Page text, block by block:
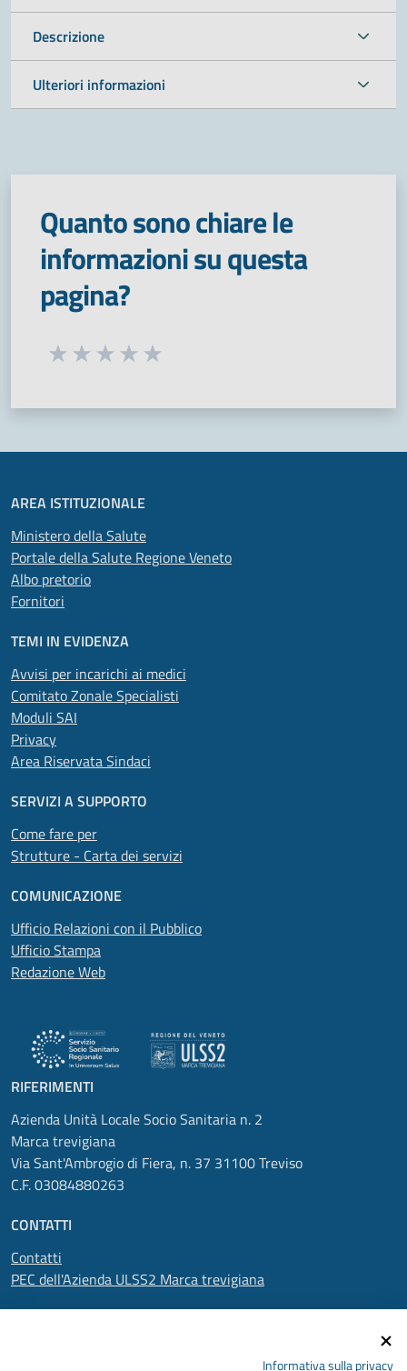
Descrizione
Ulteriori informazioni
Quanto sono chiare le
informazioni su questa
pagina?
Seleziona una valutazione da 1 a 5 stelle
AREA ISTITUZIONALE
Ministero della Salute
Portale della Salute Regione Veneto
Albo pretorio
Fornitori
TEMI IN EVIDENZA
Avvisi per incarichi ai medici
Comitato Zonale Specialisti
Moduli SAI
Privacy
Area Riservata Sindaci
SERVIZI A SUPPORTO
Come fare per
Strutture - Carta dei servizi
COMUNICAZIONE
Ufficio Relazioni con il Pubblico
Ufficio Stampa
Redazione Web
RIFERIMENTI
Azienda Unità Locale Socio Sanitaria n. 2
Marca trevigiana
Via Sant'Ambrogio di Fiera, n. 37 31100 Treviso
C.F. 03084880263
CONTATTI
Contatti
PEC dell'Azienda ULSS2 Marca trevigiana
Informativa sulla privacy